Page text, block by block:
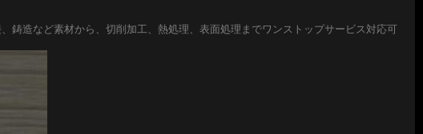
鋳造など素材から、切削加工、熱処理、表面処理までワンストップサービス対応可